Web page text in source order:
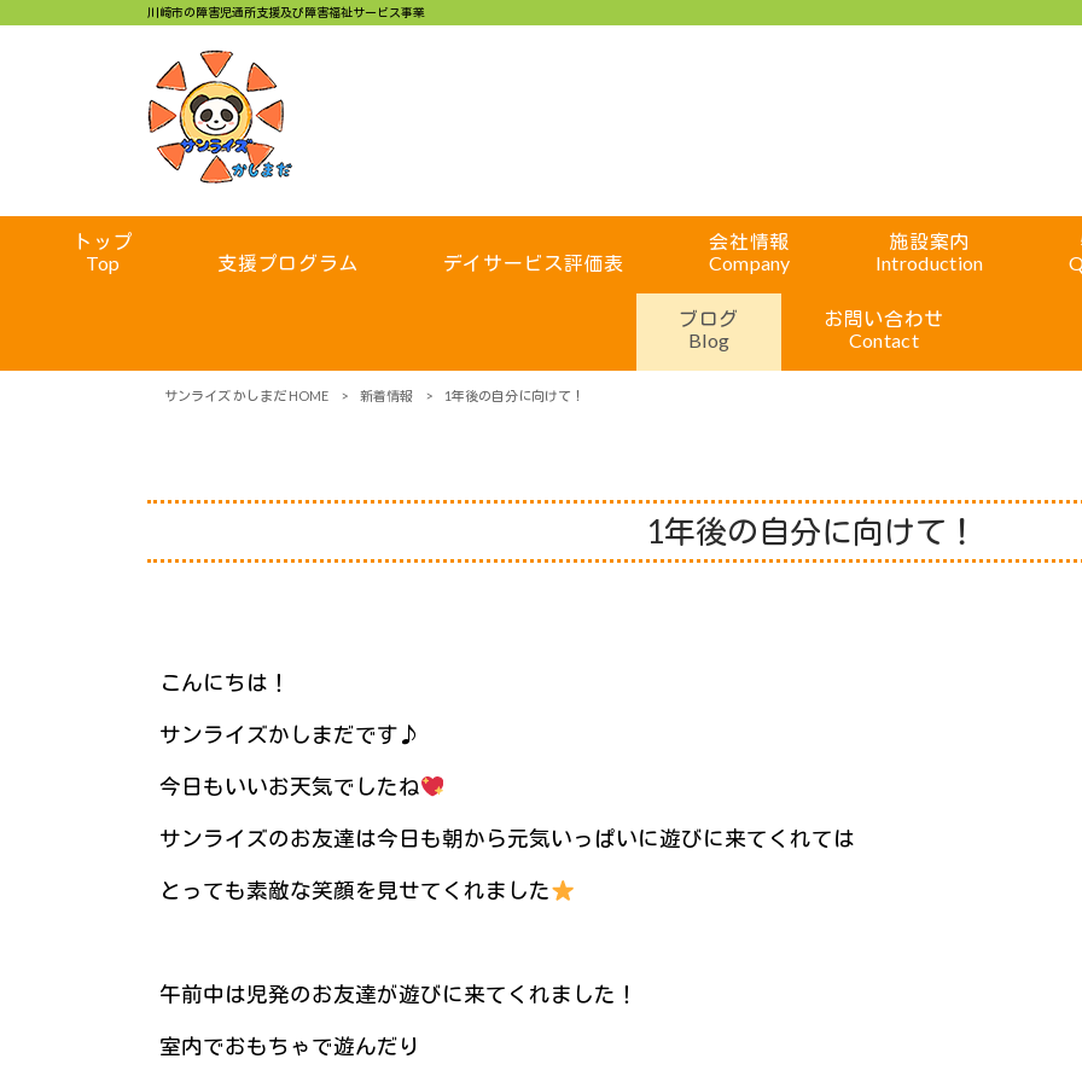
川崎市の障害児通所支援及び障害福祉サービス事業
トップ
Top
支援プログラム デイサービス評価表
会社情報
Company
施設案内
Introduction
ブログ
Blog
お問い合わせ
Contact
サンライズ かしまだ HOME > 新着情報 > 1年後の自分に向けて！
1年後の自分に向けて！
こんにちは！
サンライズかしまだです♪
今日もいいお天気でしたね
サンライズのお友達は今日も朝から元気いっぱいに遊びに来てくれては
とっても素敵な笑顔を見せてくれました
午前中は児発のお友達が遊びに来てくれました！
室内でおもちゃで遊んだり